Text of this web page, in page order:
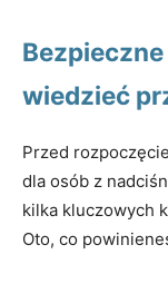
wiedzieć
Przed
dla osób z
kilka kluczowych
Oto, co